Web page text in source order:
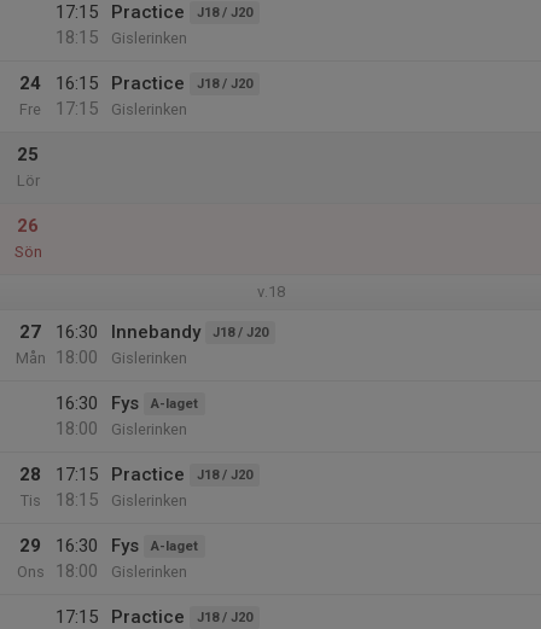
17:15
18:15
Practice J18 / J20
Gislerinken
24
Fre
16:15
17:15
Practice J18 / J20
Gislerinken
25
Lör
26
Sön
v.18
27
Mån
16:30
18:00
Innebandy J18 / J20
Gislerinken
16:30
18:00
Fys A-laget
Gislerinken
28
Tis
17:15
18:15
Practice J18 / J20
Gislerinken
29
Ons
16:30
18:00
Fys A-laget
Gislerinken
17:15
Practice J18 / J20